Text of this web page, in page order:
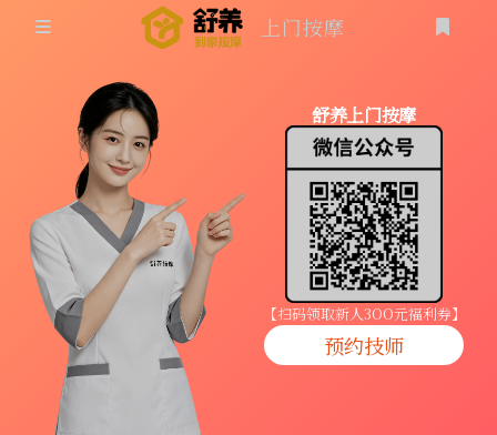
同城按摩
上门按摩
养生按摩
技师入驻
商家入驻
代理入驻
上门按摩
登录
舒养上门按摩
【扫码领取新人3OO元福利券】
预约技师